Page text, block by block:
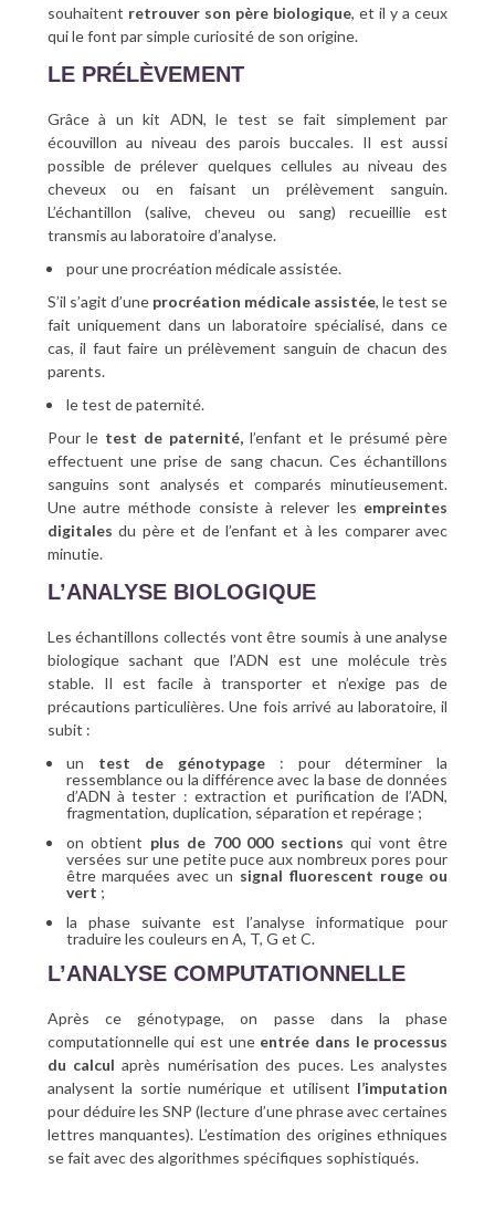
souhaitent retrouver son père biologique, et il y a ceux
qui le font par simple curiosité de son origine.
LE PRÉLÈVEMENT
Grâce à un kit ADN, le test se fait simplement par
écouvillon au niveau des parois buccales. Il est aussi
possible de prélever quelques cellules au niveau des
cheveux ou en faisant un prélèvement sanguin.
L’échantillon (salive, cheveu ou sang) recueillie est
transmis au laboratoire d’analyse.
pour une procréation médicale assistée.
S’il s’agit d’une procréation médicale assistée, le test se
fait uniquement dans un laboratoire spécialisé, dans ce
cas, il faut faire un prélèvement sanguin de chacun des
parents.
le test de paternité.
Pour le test de paternité, l’enfant et le présumé père
effectuent une prise de sang chacun. Ces échantillons
sanguins sont analysés et comparés minutieusement.
Une autre méthode consiste à relever les empreintes
digitales du père et de l’enfant et à les comparer avec
minutie.
L’ANALYSE BIOLOGIQUE
Les échantillons collectés vont être soumis à une analyse
biologique sachant que l’ADN est une molécule très
stable. Il est facile à transporter et n’exige pas de
précautions particulières. Une fois arrivé au laboratoire, il
subit :
un test de génotypage: pour déterminer la
ressemblance ou la différence avec la base de données
d’ADN à tester : extraction et purification de l’ADN,
fragmentation, duplication, séparation et repérage ;
on obtient plus de 700 000 sections qui vont être
versées sur une petite puce aux nombreux pores pour
être marquées avec un signal fluorescent rouge ou
vert ;
la phase suivante est l’analyse informatique pour
traduire les couleurs en A, T, G et C.
L’ANALYSE COMPUTATIONNELLE
Après ce génotypage, on passe dans la phase
computationnelle qui est une entrée dans le processus
du calcul après numérisation des puces. Les analystes
analysent la sortie numérique et utilisent l’imputation
pour déduire les SNP (lecture d’une phrase avec certaines
lettres manquantes). L’estimation des origines ethniques
se fait avec des algorithmes spécifiques sophistiqués.